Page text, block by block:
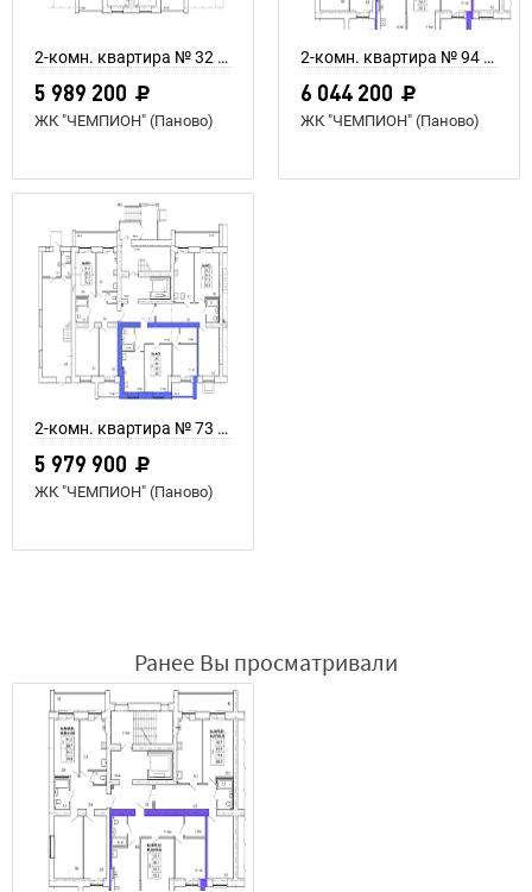
2-комн. квартира № 32 пл. 64,4 м²
5 989 200
ЖК "ЧЕМПИОН" (Паново)
2-комн. квартира № 94 пл. 64,3 м²
6 044 200
ЖК "ЧЕМПИОН" (Паново)
2-комн. квартира № 73 пл. 64,3 м²
5 979 900
ЖК "ЧЕМПИОН" (Паново)
Ранее Вы просматривали